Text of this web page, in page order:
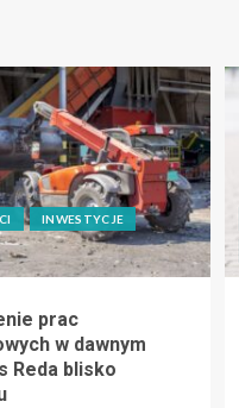
INWESTYCJE
prac
w dawnym
Reda blisko